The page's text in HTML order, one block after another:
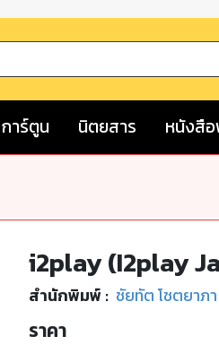
การ์ตูน นิตยสาร หนังสื
i2play (I2play
สำนักพิมพ์ : ชัยทัต โชตยาภา
ราคา